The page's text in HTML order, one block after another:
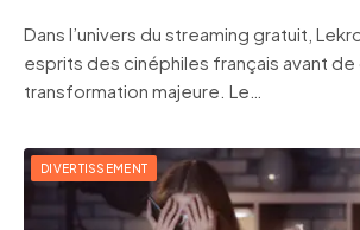
Dans l’univers du streaming gratuit,
esprits des cinéphiles français avant de
transformation majeure. Le…
DIVERTISSEMENT